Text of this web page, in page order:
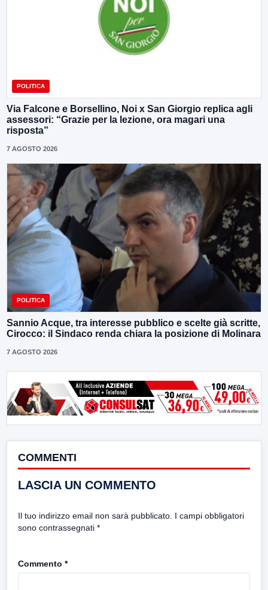
POLITICA
Via Falcone e Borsellino, Noi x San Giorgio replica agli
assessori: “Grazie per la lezione, ora magari una
risposta”
7 AGOSTO 2026
POLITICA
Sannio Acque, tra interesse pubblico e scelte già scritte,
Cirocco: il Sindaco renda chiara la posizione di Molinara
7 AGOSTO 2026
COMMENTI
LASCIA UN COMMENTO
Il tuo indirizzo email non sarà pubblicato. I campi obbligatori
sono contrassegnati *
Commento *